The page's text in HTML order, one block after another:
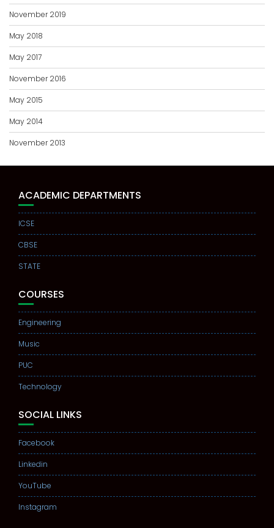
November 2019
May 2018
May 2017
November 2016
May 2015
May 2014
November 2013
ACADEMIC DEPARTMENTS
ICSE
CBSE
STATE
COURSES
Engineering
Music
PUC
Technology
SOCIAL LINKS
Facebook
Linkedin
YouTube
Instagram